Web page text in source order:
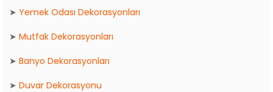
➤ Yemek Odası Dekorasyonları
➤ Mutfak Dekorasyonları
➤ Banyo Dekorasyonları
➤ Duvar Dekorasyonu